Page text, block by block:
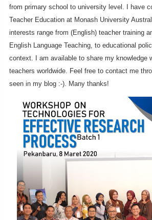
from primary school to university level. I have
Teacher Education at Monash University
interests range from (English) teacher training
English Language Teaching, to educational
context. I am available to share my knowledge
teachers worldwide. Feel free to contact me
seen in my blog :-). Many thanks!